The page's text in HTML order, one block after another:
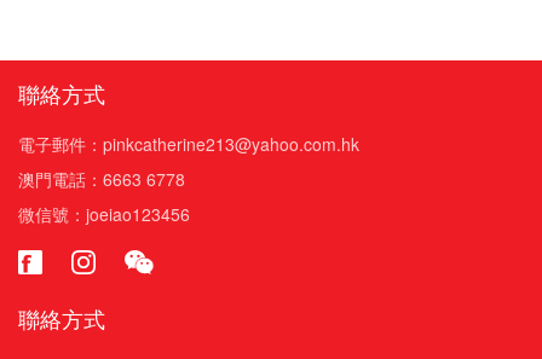
聯絡方式
電子郵件：pinkcatherine213@yahoo.com.hk
澳門電話：6663 6778
微信號：joeiao123456
聯絡方式